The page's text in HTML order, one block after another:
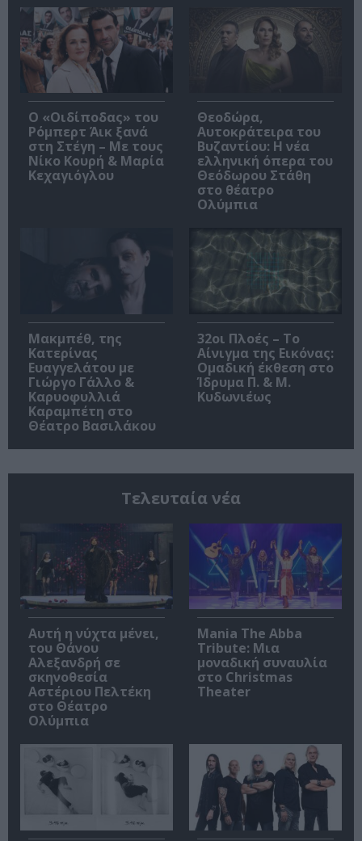
O «Οιδίποδας» του
Ρόμπερτ Άικ ξανά
στη Στέγη – Με τους
Νίκο Κουρή & Μαρία
Κεχαγιόγλου
Θεοδώρα,
Αυτοκράτειρα του
Βυζαντίου: Η νέα
ελληνική όπερα του
Θεόδωρου Στάθη
στο θέατρο
Ολύμπια
Μακμπέθ, της
Κατερίνας
Ευαγγελάτου με
Γιώργο Γάλλο &
Καρυοφυλλιά
Καραμπέτη στο
Θέατρο Βασιλάκου
32οι Πλοές – Το
Αίνιγμα της Εικόνας:
Ομαδική έκθεση στο
Ίδρυμα Π. & Μ.
Κυδωνιέως
Τελευταία νέα
Αυτή η νύχτα μένει,
του Θάνου
Αλεξανδρή σε
σκηνοθεσία
Αστέριου Πελτέκη
στο Θέατρο
Ολύμπια
Mania The Abba
Tribute: Μια
μοναδική συναυλία
στο Christmas
Theater